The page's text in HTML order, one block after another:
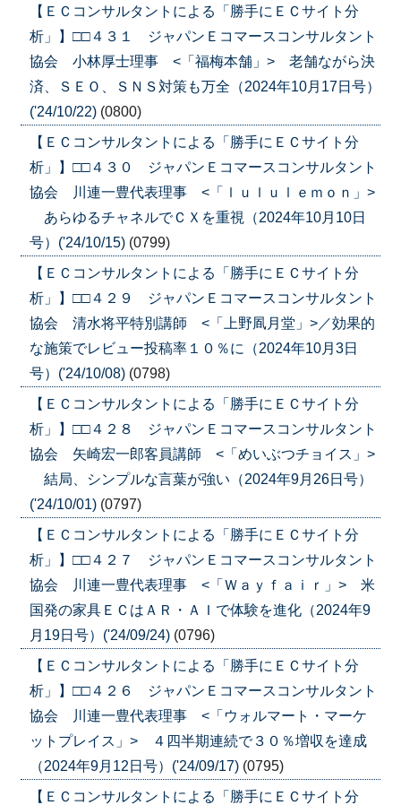
【ＥＣコンサルタントによる「勝手にＥＣサイト分
析」】□□４３１ ジャパンＥコマースコンサルタント
協会 小林厚士理事 <「福梅本舗」> 老舗ながら決
済、ＳＥＯ、ＳＮＳ対策も万全（2024年10月17日号）
('24/10/22) (0800)
【ＥＣコンサルタントによる「勝手にＥＣサイト分
析」】□□４３０ ジャパンＥコマースコンサルタント
協会 川連一豊代表理事 <「ｌｕｌｕｌｅｍｏｎ」>
あらゆるチャネルでＣＸを重視（2024年10月10日
号）('24/10/15) (0799)
【ＥＣコンサルタントによる「勝手にＥＣサイト分
析」】□□４２９ ジャパンＥコマースコンサルタント
協会 清水将平特別講師 <「上野凮月堂」>／効果的
な施策でレビュー投稿率１０％に（2024年10月3日
号）('24/10/08) (0798)
【ＥＣコンサルタントによる「勝手にＥＣサイト分
析」】□□４２８ ジャパンＥコマースコンサルタント
協会 矢崎宏一郎客員講師 <「めいぶつチョイス」>
結局、シンプルな言葉が強い（2024年9月26日号）
('24/10/01) (0797)
【ＥＣコンサルタントによる「勝手にＥＣサイト分
析」】□□４２７ ジャパンＥコマースコンサルタント
協会 川連一豊代表理事 <「Ｗａｙｆａｉｒ」> 米
国発の家具ＥＣはＡＲ・ＡＩで体験を進化（2024年9
月19日号）('24/09/24) (0796)
【ＥＣコンサルタントによる「勝手にＥＣサイト分
析」】□□４２６ ジャパンＥコマースコンサルタント
協会 川連一豊代表理事 <「ウォルマート・マーケ
ットプレイス」> ４四半期連続で３０％増収を達成
（2024年9月12日号）('24/09/17) (0795)
【ＥＣコンサルタントによる「勝手にＥＣサイト分